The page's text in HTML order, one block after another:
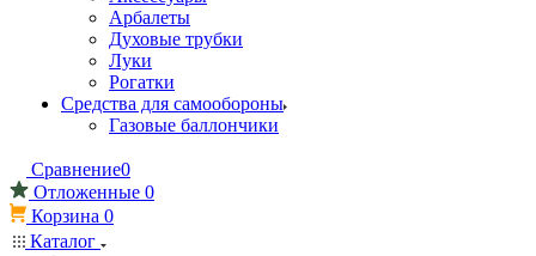
Арбалеты
Духовые трубки
Луки
Рогатки
Средства для самообороны
Газовые баллончики
Сравнение0
Отложенные 0
Корзина 0
Каталог